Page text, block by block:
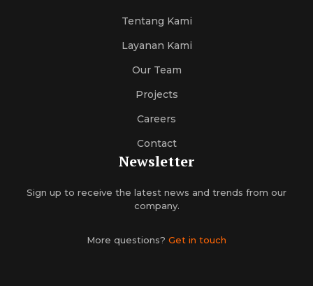
Tentang Kami
Layanan Kami
Our Team
Projects
Careers
Contact
Newsletter
Sign up to receive the latest news and trends from our
company.
More questions? Get in touch